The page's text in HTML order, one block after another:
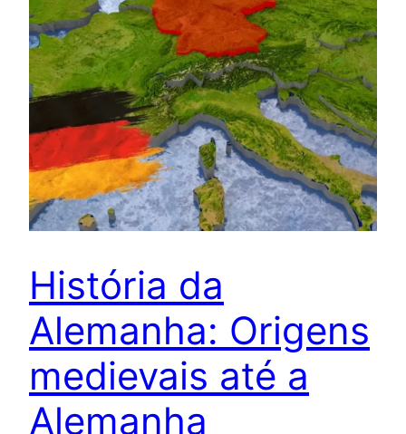
História da
Alemanha: Origens
medievais até a
Alemanha